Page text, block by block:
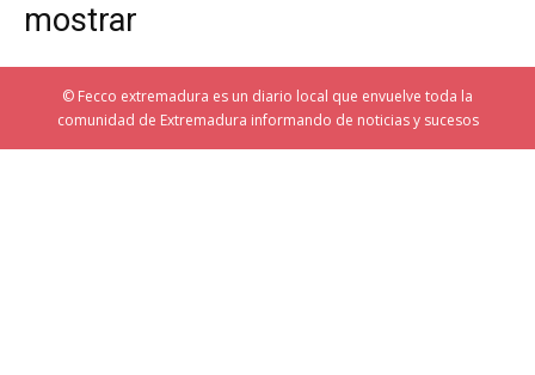
mostrar
© Fecco extremadura es un diario local que envuelve toda la
comunidad de Extremadura informando de noticias y sucesos